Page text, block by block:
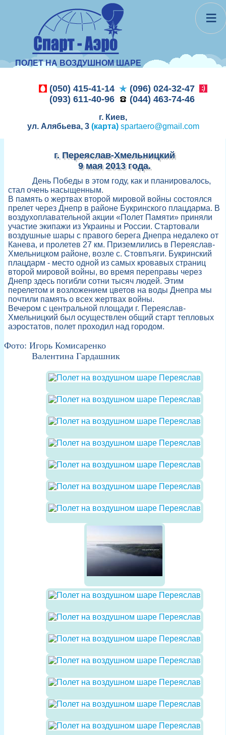
ПОЛЕТ НА ВОЗДУШНОМ ШАРЕ
(050) 415-41-14
(096) 024-32-47
(093) 611-40-96
(044) 463-74-46
г. Киев,
ул. Алябьева, 3 (карта) spartaero@gmail.com
г. Переяслав-Хмельницкий
9 мая 2013 года.
День Победы в этом году, как и планировалось,
стал очень насыщенным.
В память о жертвах второй мировой войны состоялся
прелет через Днепр в районе Букринского плацдарма. В
воздухоплавательной акции «Полет Памяти» приняли
участие экипажи из Украины и России. Стартовали
воздушные шары с правого берега Днепра недалеко от
Канева, и пролетев 27 км. Приземлились в Переяслав-
Хмельницком районе, возле с. Стовпъяги. Букринский
плацдарм - место одной из самых кровавых страниц
второй мировой войны, во время переправы через
Днепр здесь погибли сотни тысяч людей. Этим
перелетом и возложением цветов на воды Днепра мы
почтили память о всех жертвах войны.
Вечером с центральной площади г. Переяслав-
Хмельницкий был осуществлен общий старт тепловых
аэростатов, полет проходил над городом.
Фото: Игорь Комисаренко
           Валентина Гардашник
≡